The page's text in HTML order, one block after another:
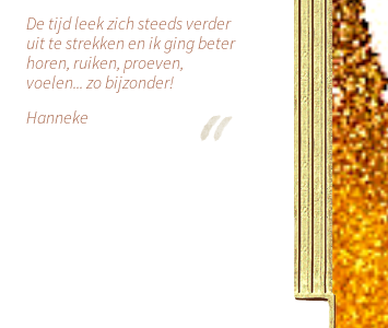
De tijd leek zich steeds verder
uit te strekken en ik ging beter
horen, ruiken, proeven,
voelen... zo bijzonder!
Hanneke